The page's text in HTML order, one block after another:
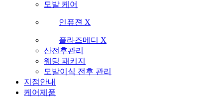
모발 케어
인퓨젼 X
플라즈메디 X
산전후관리
웨딩 패키지
모발이식 전후 관리
지점안내
케어제품